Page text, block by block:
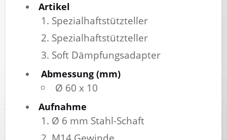
Artikel
Spezialhaftstützteller
Spezialhaftstützteller
Soft Dämpfungsadapter
Abmessung (mm)
Ø 60 x 10
Aufnahme
Ø 6 mm Stahl-Schaft